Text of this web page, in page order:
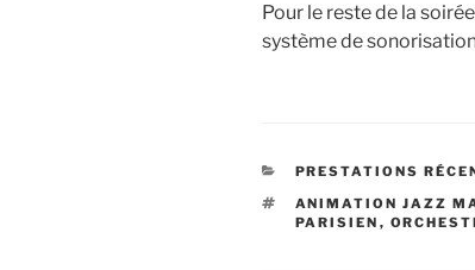
Pour le reste de la
système de
CATÉGORIES
PRESTATIONS
ÉTIQUETTES
ANIMATION JAZZ
PARISIEN ,